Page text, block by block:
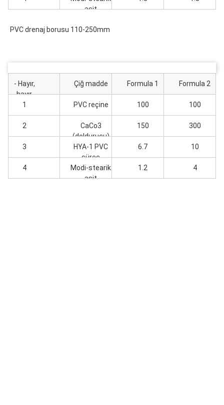
asit
PVC drenaj borusu 110-250mm
- Hayır,
hayır.
Çiğ madde Formula 1 Formula 2
1 PVC reçine 100 100
2
CaCo3
(doldurucu)
150 300
3
HYA-1 PVC
süreç
yardımcıları
6.7 10
4
Modi-stearik
asit
1.2 4